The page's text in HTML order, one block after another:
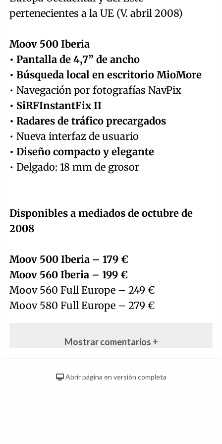
pertenecientes a la UE (V. abril 2008)
Moov 500 Iberia
• Pantalla de 4,7” de ancho
• Búsqueda local en escritorio MioMore
• Navegación por fotografías NavPix
• SiRFInstantFix II
• Radares de tráfico precargados
• Nueva interfaz de usuario
• Diseño compacto y elegante
• Delgado: 18 mm de grosor
Disponibles a mediados de octubre de
2008
Moov 500 Iberia – 179 €
Moov 560 Iberia – 199 €
Moov 560 Full Europe – 249 €
Moov 580 Full Europe – 279 €
Mostrar comentarios +
Abrir página en versión completa